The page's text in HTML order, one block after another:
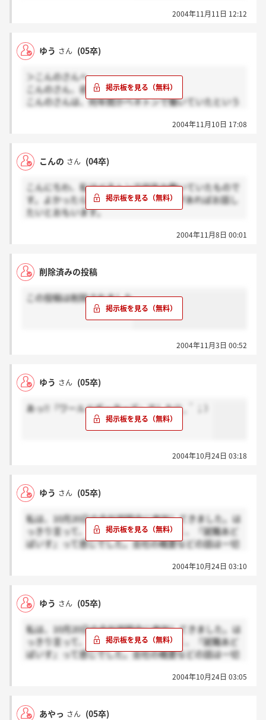
気に入られないと即刻クビになるところですか
はやる気を見せて、自分を出せればいいと思います
よ。
長文になってしまって申し訳ないです、少しでも役に
2004年11月11日 12:12
ゆう さん (05卒)
＞こんのさんへ
こんのさん、初めまして♪
こんのさんは、何年間かベネトンで働いていたという
所と悪い所を教えてください。あと、私は来週に1次
事を聞かれましたか？参考程度に教えていただけたら
光栄です。
2004年11月10日 17:08
こんの さん (04卒)
こんにちわ、私はベネトンで何年か働いていたもので
す。よかったら教えてあげられることがあればお話し
たいとおもいます。
私の説明会の時は社長らしき人がなにか力説してまし
募集要項と違っていた部分もありました。
時期しか出ませんでした。
あと結構売り上げ評価の会社だと思います。
2004年11月8日 00:01
削除済みの投稿
この投稿は削除されました
2004年11月3日 00:52
ゆう さん (05卒)
あっ!!『ワールドポーターズ』でした(^_＾；）
2004年10月24日 03:18
ゆう さん (05卒)
私は、10月20日の会社説明会に参加してきました。は
っきり言って、『会社説明会』ではなく、『就職あど
ばいす』って感じでした。会社の概要などの話は一切
た。でも、横浜のワールドポーターのベネトンの店長
筆記試験は合格をいただくことができました。次のス
ッテプは、『履歴書と自己PR文（A4用紙1枚程度）を
ないみたいです。
2004年10月24日 03:10
ゆう さん (05卒)
私は、10月20日の会社説明会に参加してきました。は
っきり言って、『会社説明会』ではなく、『就職あど
ばいす』って感じでした。会社の概要などの話は一切
た。でも、横浜のワールドポーターのベネトンの店長
筆記試験は合格をいただくことが出来、t
2004年10月24日 03:05
あやっ さん (05卒)